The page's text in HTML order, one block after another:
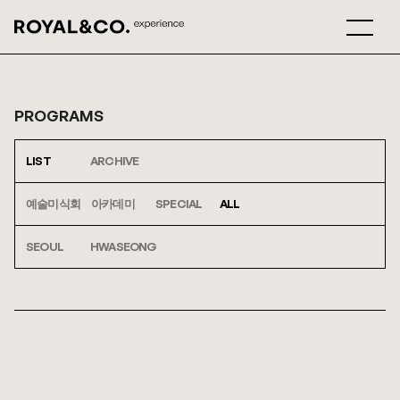
PROGRAMS
LIST ARCHIVE
예술미식회 아카데미 SPECIAL ALL
SEOUL HWASEONG